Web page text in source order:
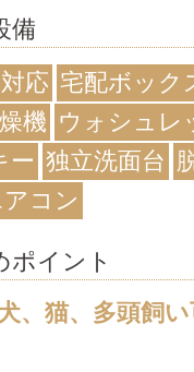
備
応 宅配ボック
機 ウォシュレ
ー 独立洗面台
コン
ポイント
、猫、多頭飼